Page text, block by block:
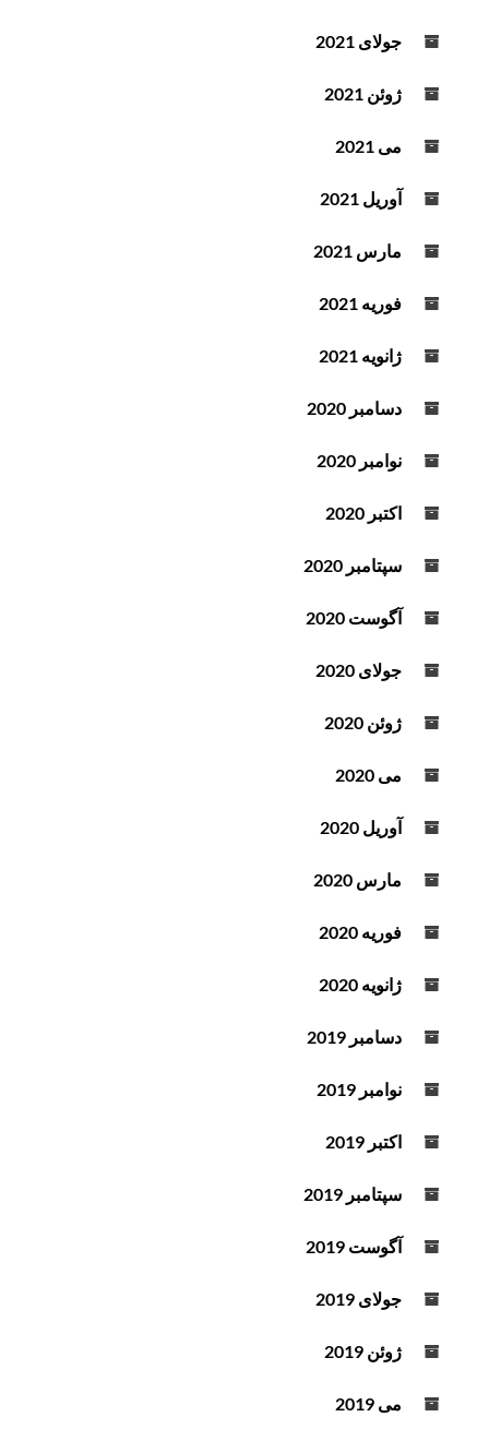
جولای 2021
ژوئن 2021
می 2021
آوریل 2021
مارس 2021
فوریه 2021
ژانویه 2021
دسامبر 2020
نوامبر 2020
اکتبر 2020
سپتامبر 2020
آگوست 2020
جولای 2020
ژوئن 2020
می 2020
آوریل 2020
مارس 2020
فوریه 2020
ژانویه 2020
دسامبر 2019
نوامبر 2019
اکتبر 2019
سپتامبر 2019
آگوست 2019
جولای 2019
ژوئن 2019
می 2019